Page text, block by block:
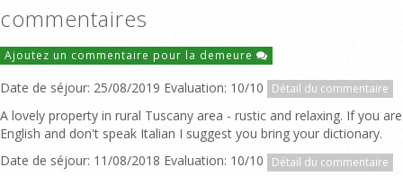
commentaires
Ajoutez un commentaire pour la demeure
Date de séjour: 25/08/2019 Evaluation: 10/10 Détail du commentaire
A lovely property in rural Tuscany area - rustic and relaxing. If you are
English and don't speak Italian I suggest you bring your dictionary.
Date de séjour: 11/08/2018 Evaluation: 10/10
Détail du commentaire